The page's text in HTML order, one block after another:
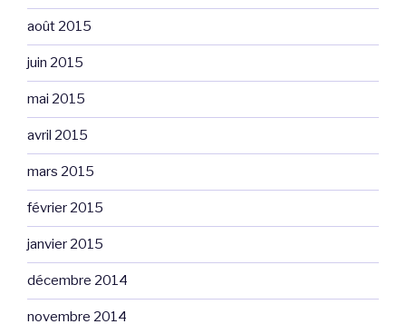
août 2015
juin 2015
mai 2015
avril 2015
mars 2015
février 2015
janvier 2015
décembre 2014
novembre 2014